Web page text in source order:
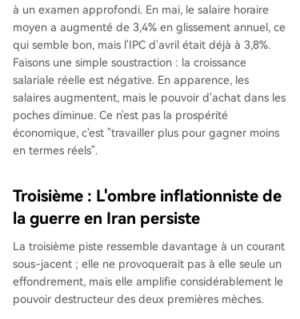
à un examen approfondi. En mai, le salaire horaire
moyen a augmenté de 3,4% en glissement annuel, ce
qui semble bon, mais l'IPC d'avril était déjà à 3,8%.
Faisons une simple soustraction : la croissance
salariale réelle est négative. En apparence, les
salaires augmentent, mais le pouvoir d'achat dans les
poches diminue. Ce n'est pas la prospérité
économique, c'est "travailler plus pour gagner moins
en termes réels".
Troisième : L'ombre inflationniste de
la guerre en Iran persiste
La troisième piste ressemble davantage à un courant
sous-jacent ; elle ne provoquerait pas à elle seule un
effondrement, mais elle amplifie considérablement le
pouvoir destructeur des deux premières mèches.